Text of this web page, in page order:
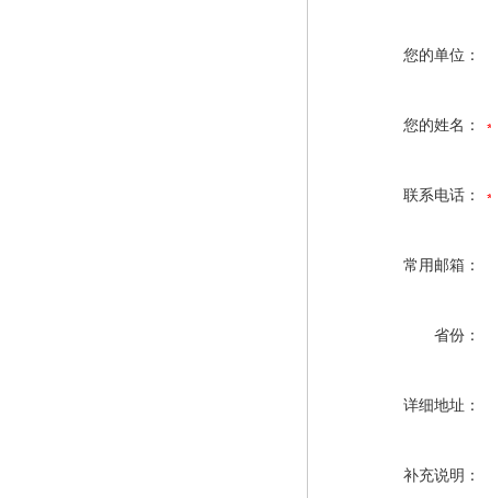
您的单位：
您的姓名：
联系电话：
常用邮箱：
省份：
详细地址：
补充说明：